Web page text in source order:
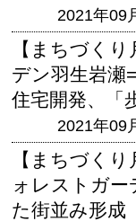
2021年09
【まちづく
デン羽生岩瀬
住宅開発、「
2021年09
【まちづく
ォレストガー
た街並み形成